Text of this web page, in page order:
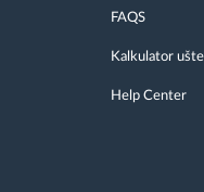
FAQS
Kalkulator
Help Center